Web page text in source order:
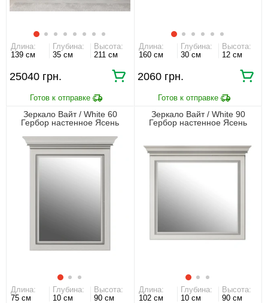
Длина:
139 см
Глубина:
35 см
Высота:
211 см
25040 грн.
Длина:
160 см
Глубина:
30 см
Высота:
12 см
2060 грн.
Зеркало Вайт / White 60
Гербор настенное Ясень
Длина:
75 см
Глубина:
10 см
Высота:
90 см
Зеркало Вайт / White 90
Гербор настенное Ясень
Длина:
102 см
Глубина:
10 см
Высота:
90 см